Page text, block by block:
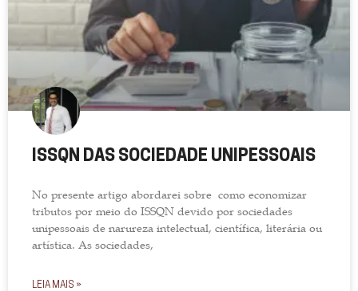
ISSQN DAS SOCIEDADE UNIPESSOAIS
No presente artigo abordarei sobre como economizar
tributos por meio do ISSQN devido por sociedades
unipessoais de narureza intelectual, científica, literária ou
artística. As sociedades,
LEIA MAIS »